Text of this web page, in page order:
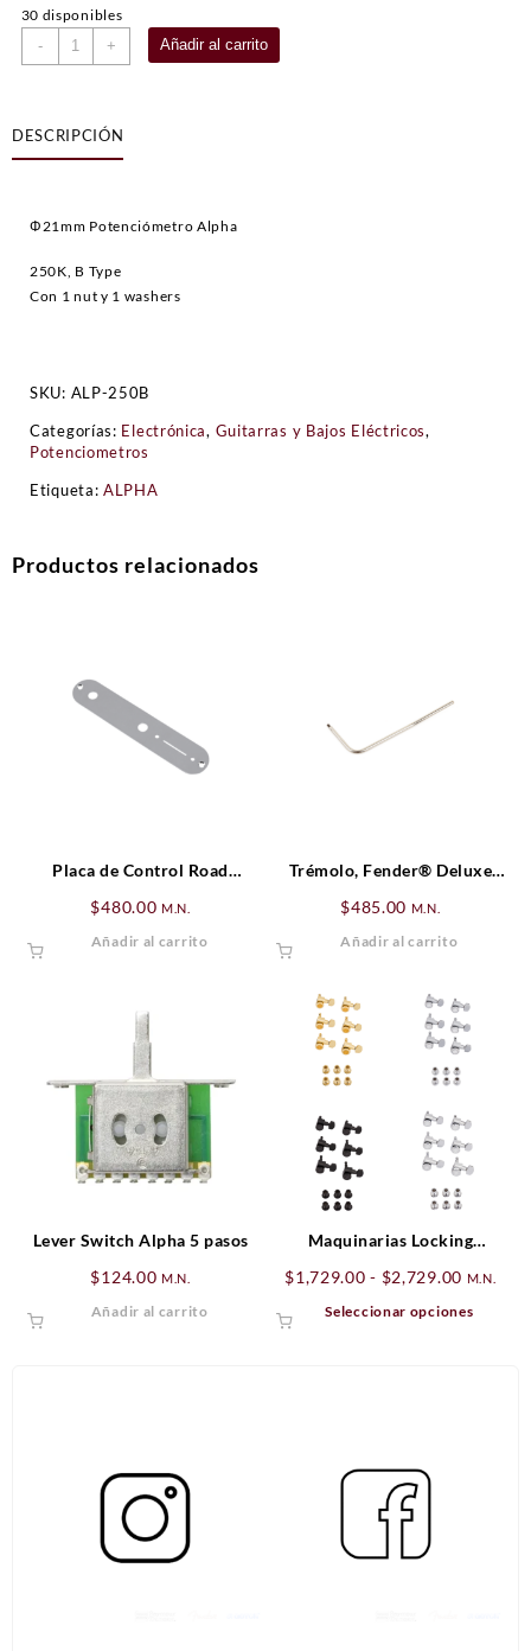
30 disponibles
-
Potenciómetro
Control
K
Tipo
+ Añadir al carrito
DESCRIPCIÓN
Φ21mm Potenciómetro Alpha
250K, B Type
Con 1 nut y 1 washers
SKU: ALP-250B
Categorías: Electrónica, Guitarras y Bajos Eléctricos,
Potenciometros
Etiqueta:ALPHA
Productos relacionados
Placa de Control Road
$480.00 M.N.
Añadir al carrito
Trémolo, Fender® Deluxe
$485.00 M.N.
Añadir al carrito
Lever Switch Alpha 5 pasos
$124.00 M.N.
Añadir al carrito
Maquinarias Locking
Staggered (Escalonadas)
$1,729.00 - $2,729.00Rango
M.N.
Seleccionar opciones